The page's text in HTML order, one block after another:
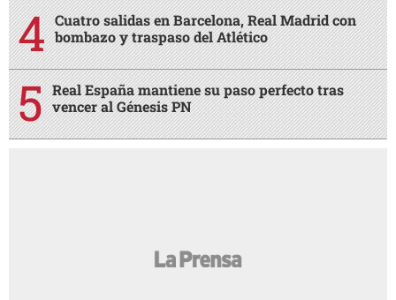
Cuatro salidas en Barcelona, Real Madrid con
bombazo y traspaso del Atlético
Real España mantiene su paso perfecto tras
vencer al Génesis PN